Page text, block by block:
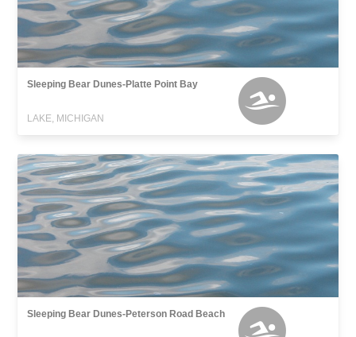
Sleeping Bear Dunes-Platte Point Bay
LAKE, MICHIGAN
Sleeping Bear Dunes-Peterson Road Beach